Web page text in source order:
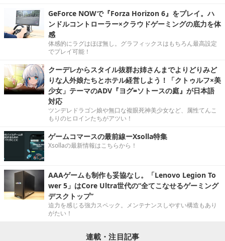
GeForce NOWで『Forza Horizon 6』をプレイ。ハ
ンドルコントローラー×クラウドゲーミングの底力を体
感
体感的にラグはほぼ無し。グラフィックスはもちろん最高設定
でプレイ可能！
クーデレからスタイル抜群お姉さんまでよりどりみど
りな人外娘たちとホテル経営しよう！「クトゥルフ×美
少女」テーマのADV『ヨグ=ソトースの庭』が日本語
対応
ツンデレドラゴン娘や無口な複眼死神美少女など、属性てんこ
もりのヒロインたちがアツい！
ゲームコマースの最前線ーXsolla特集
Xsollaの最新情報はこちらから！
AAAゲームも制作も妥協なし。「Lenovo Legion To
wer 5」はCore Ultra世代の“全てこなせるゲーミング
デスクトップ”
迫力を感じる強力スペック。メンテナンスしやすい構造もあり
がたい！
連載・注目記事